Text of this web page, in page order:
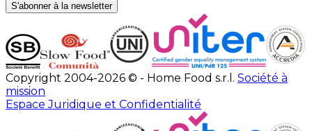
S'abonner à la newsletter
Copyright 2004-2026 © - Home Food s.r.l. Société à
mission
Espace Juridique et Confidentialité